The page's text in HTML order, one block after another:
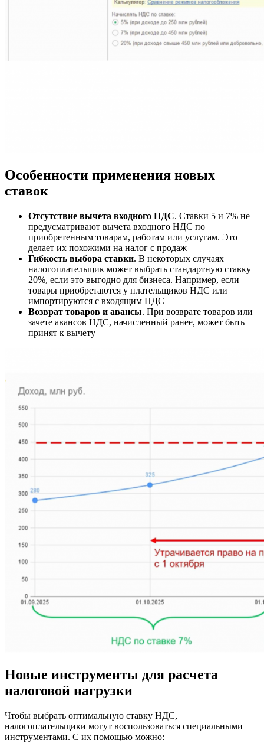
Особенности применения новых
ставок
Отсутствие вычета входного НДС. Ставки 5 и 7% не
предусматривают вычета входного НДС по
приобретенным товарам, работам или услугам. Это
делает их похожими на налог с продаж
Гибкость выбора ставки. В некоторых случаях
налогоплательщик может выбрать стандартную ставку
20%, если это выгодно для бизнеса. Например, если
товары приобретаются у плательщиков НДС или
импортируются с входящим НДС
Возврат товаров и авансы. При возврате товаров или
зачете авансов НДС, начисленный ранее, может быть
принят к вычету
Новые инструменты для расчета
налоговой нагрузки
Чтобы выбрать оптимальную ставку НДС,
налогоплательщики могут воспользоваться специальными
инструментами. С их помощью можно: